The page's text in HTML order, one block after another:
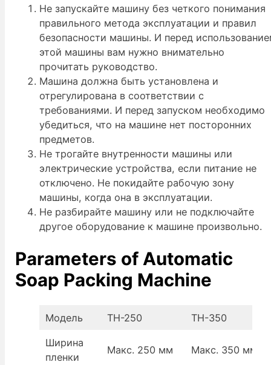
Не запускайте машину без четкого понимания
правильного метода эксплуатации и правил
безопасности машины. И перед
этой машины вам нужно внимательно
прочитать руководство.
Машина должна быть установлена и
отрегулирована в соответствии с
требованиями. И перед запуском необходимо
убедиться, что на машине нет посторонних
предметов.
Не трогайте внутренности машины или
электрические устройства, если питание не
отключено. Не покидайте рабочую зону
машины, когда она в эксплуатации.
Не разбирайте машину или не подключайте
другое оборудование к машине произвольно.
Parameters of Automatic
Soap Packing Machine
Модель TH-250 TH-350
Ширина
пленки
Макс. 250 мм Макс. 350 мм